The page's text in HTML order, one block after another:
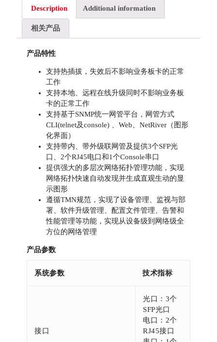
Description Additional information
相关产品
产品特性
支持热插拔，失效后不影响业务板卡的正常
工作
支持本地、远程在线升级同时不影响业务板
卡的正常工作
支持基于SNMP统一网管平台，网管方式
CLI(telnet及console) 、Web、NetRiver（图形
化界面）
支持带内、带外级联网管及提供3个SFP光
口、2个RJ45电口和1个Console串口
提供强大的多层次网络拓扑管理功能，实现
网络拓扑快速自动发现并生成直观生动的显
示图形
遵循TMN规范，实现了设备管理、监视与部
署、软件升级管理、配置文件管理、告警和
性能管理等功能，实现从设备级到网络级全
方位的网络管理
产品参数
系统参数 技术指标
接口
光口：3个
SFP光口
电口：2个
RJ45接口